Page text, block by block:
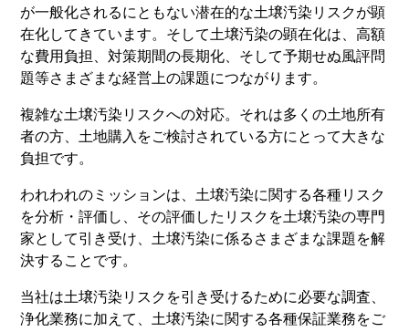
が一般化されるにともない潜在的な土壌汚染リスクが顕
在化してきています。そして土壌汚染の顕在化は、高額
な費用負担、対策期間の長期化、そして予期せぬ風評問
題等さまざまな経営上の課題につながります。
複雑な土壌汚染リスクへの対応。それは多くの土地所有
者の方、土地購入をご検討されている方にとって大きな
負担です。
われわれのミッションは、土壌汚染に関する各種リスク
を分析・評価し、その評価したリスクを土壌汚染の専門
家として引き受け、土壌汚染に係るさまざまな課題を解
決することです。
当社は土壌汚染リスクを引き受けるために必要な調査、
浄化業務に加えて、土壌汚染に関する各種保証業務をご